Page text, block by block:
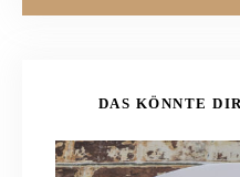
DAS KÖNNTE